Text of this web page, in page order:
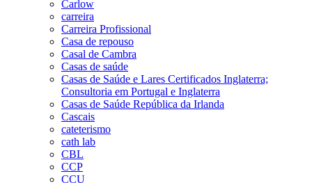
Carlow
carreira
Carreira Profissional
Casa de repouso
Casal de Cambra
Casas de saúde
Casas de Saúde e Lares Certificados Inglaterra;
Consultoria em Portugal e Inglaterra
Casas de Saúde República da Irlanda
Cascais
cateterismo
cath lab
CBL
CCP
CCU